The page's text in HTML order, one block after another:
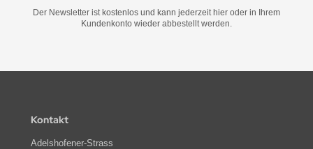
Der Newsletter ist kostenlos und kann jederzeit hier oder in Ihrem
Kundenkonto wieder abbestellt werden.
Kontakt
Adelshofener-Strass